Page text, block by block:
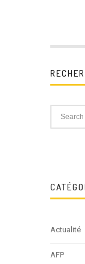
Actualité
AFP